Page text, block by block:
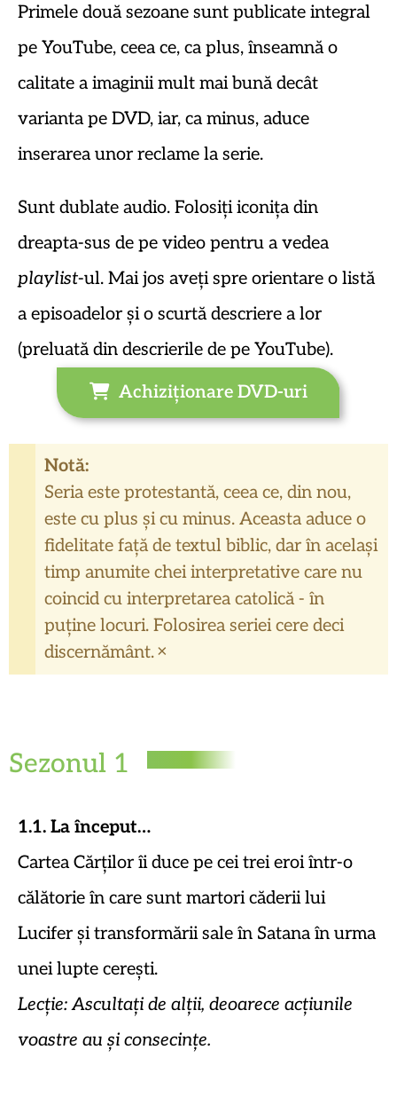
Primele două sezoane sunt publicate integral
pe YouTube, ceea ce, ca plus, înseamnă o
calitate a imaginii mult mai bună decât
varianta pe DVD, iar, ca minus, aduce
inserarea unor reclame la serie.
Sunt dublate audio. Folosiți iconița din
dreapta-sus de pe video pentru a vedea
playlist-ul. Mai jos aveți spre orientare o listă
a episoadelor și o scurtă descriere a lor
(preluată din descrierile de pe YouTube).
Achiziționare DVD-uri
Notă:
Seria este protestantă, ceea ce, din nou,
este cu plus și cu minus. Aceasta aduce o
fidelitate față de textul biblic, dar în același
timp anumite chei interpretative care nu
coincid cu interpretarea catolică - în
puține locuri. Folosirea seriei cere deci
discernământ.×
Sezonul 1
1.1. La început…
Cartea Cărților îi duce pe cei trei eroi într-o
călătorie în care sunt martori căderii lui
Lucifer și transformării sale în Satana în urma
unei lupte cerești.
Lecție: Ascultați de alții, deoarece acțiunile
voastre au și consecințe.